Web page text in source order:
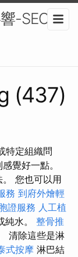
-SEO顧
(437)
特定組織問
覺好一點。
您也可以用
務 到府外燴輕
證服務 人工植
純水。 整骨推
清除這些是淋
式按摩 淋巴結